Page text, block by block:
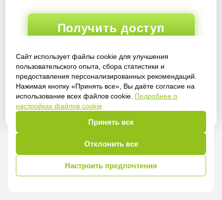
Сайт использует файлы cookie для улучшения
пользовательского опыта, сбора статистики и
предоставления персонализированных рекомендаций.
Нажимая кнопку «Принять все», Вы даёте согласие на
использование всех файлов cookie. Подробнее о
настройках файлов cookie
Принять все
Отклонить все
Настроить предпочтения
Получить доступ
Войти